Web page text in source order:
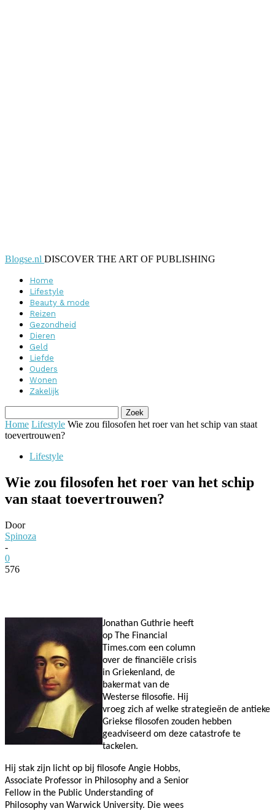
Blogse.nl DISCOVER THE ART OF PUBLISHING
Home
Lifestyle
Beauty & mode
Reizen
Gezondheid
Dieren
Geld
Liefde
Ouders
Wonen
Zakelijk
Home Lifestyle Wie zou filosofen het roer van het schip van staat
toevertrouwen?
Lifestyle
Wie zou filosofen het roer van het schip
van staat toevertrouwen?
Door
Spinoza
-
0
576
Jonathan Guthrie heeft
op The Financial
Times.com een column
over de financiële crisis
in Griekenland, de
bakermat van de
Westerse filosofie. Hij
vroeg zich af welke strategieën de antieke
Griekse filosofen zouden hebben
geadviseerd om deze catastrofe te
tackelen.
Hij stak zijn licht op bij filosofe Angie Hobbs,
Associate Professor in Philosophy and a Senior
Fellow in the Public Understanding of
Philosophy van Warwick University. Die wees